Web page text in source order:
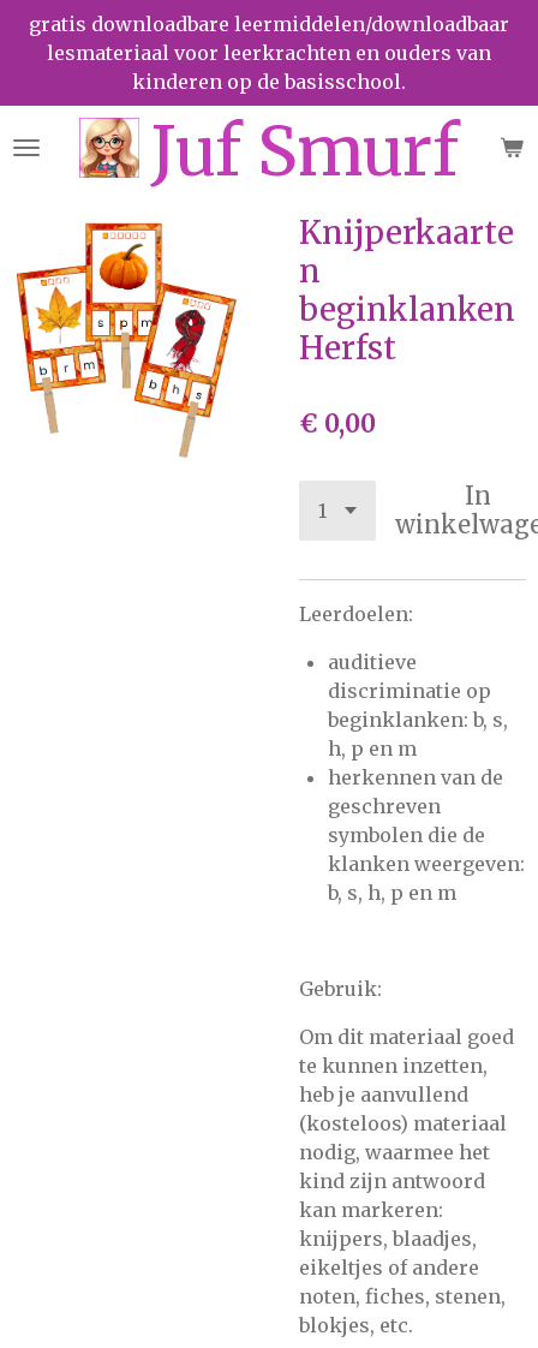
Ga
direct
de
hoofdinhoud
Juf Smurf
gratis downloadbare leermiddelen/downloadbaar
lesmateriaal voor leerkrachten en ouders van
kinderen op de basisschool.
Knijperkaarte
n
beginklanken
Herfst
€ 0,00
In
Leerdoelen:
auditieve
discriminatie op
beginklanken: b, s,
h, p en m
herkennen van de
geschreven
symbolen die de
klanken weergeven:
b, s, h, p en m
Gebruik:
Om dit materiaal goed
te kunnen inzetten,
heb je aanvullend
(kosteloos) materiaal
nodig, waarmee het
kind zijn antwoord
kan markeren:
knijpers, blaadjes,
eikeltjes of andere
noten, fiches, stenen,
blokjes, etc.